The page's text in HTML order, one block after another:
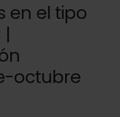
en el tipo
|
octubre